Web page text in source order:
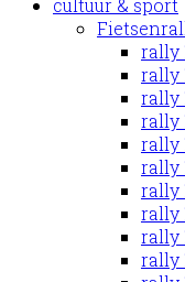
cultuur & sport
rally
rally
rally
rally
rally
rally
rally
rally
rally
rally